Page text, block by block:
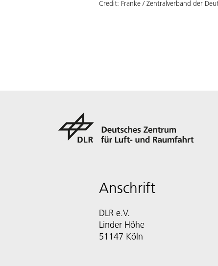
Credit: Franke / Zentralverband der
Anschrift
DLR e.V.
Linder Höhe
51147 Köln